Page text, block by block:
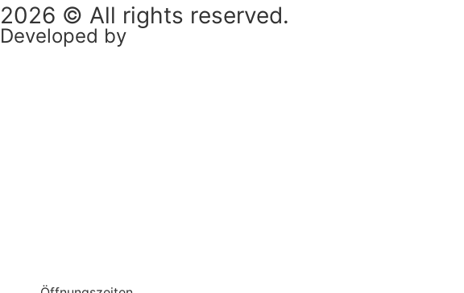
2026 © All rights reserved.
Developed by CleverHairWebsites